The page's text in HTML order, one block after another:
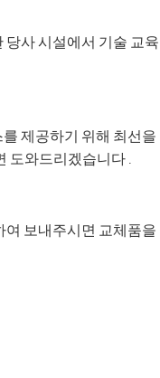
당사 시설에서 기술
제공하기 위해 최선
도와드리겠습니다 .
보내주시면 교체품